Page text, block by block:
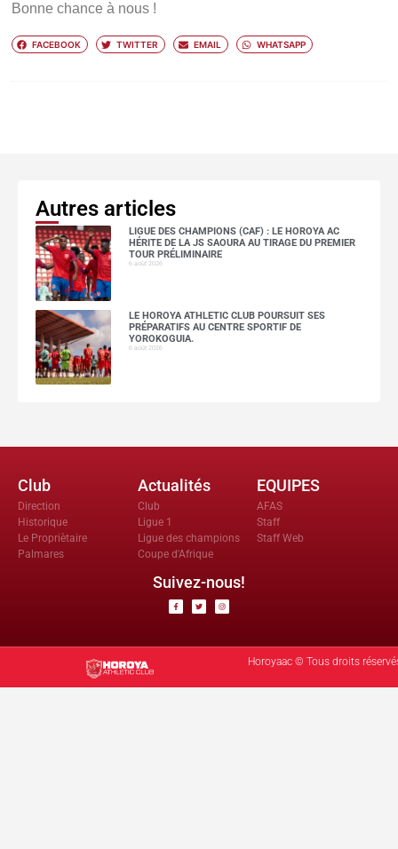
Bonne chance à nous !
FACEBOOK TWITTER EMAIL WHATSAPP
Autres articles
LIGUE DES CHAMPIONS (CAF) : LE HOROYA AC
HÉRITE DE LA JS SAOURA AU TIRAGE DU PREMIER
TOUR PRÉLIMINAIRE
6 août 2026
LE HOROYA ATHLETIC CLUB POURSUIT SES
PRÉPARATIFS AU CENTRE SPORTIF DE
YOROKOGUIA.
6 août 2026
Club
Direction
Historique
Le Propriètaire
Palmares
Actualités
Club
Ligue 1
Ligue des champions
Coupe d'Afrique
EQUIPES
AFAS
Staff
Staff Web
Suivez-nous!
Horoyaac © Tous droits